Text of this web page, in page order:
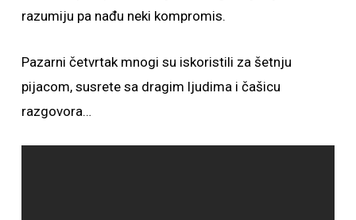
razumiju pa nađu neki kompromis.
Pazarni četvrtak mnogi su iskoristili za šetnju
pijacom, susrete sa dragim ljudima i čašicu
razgovora…